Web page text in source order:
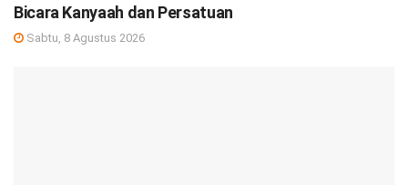
Bicara Kanyaah dan Persatuan
Sabtu, 8 Agustus 2026